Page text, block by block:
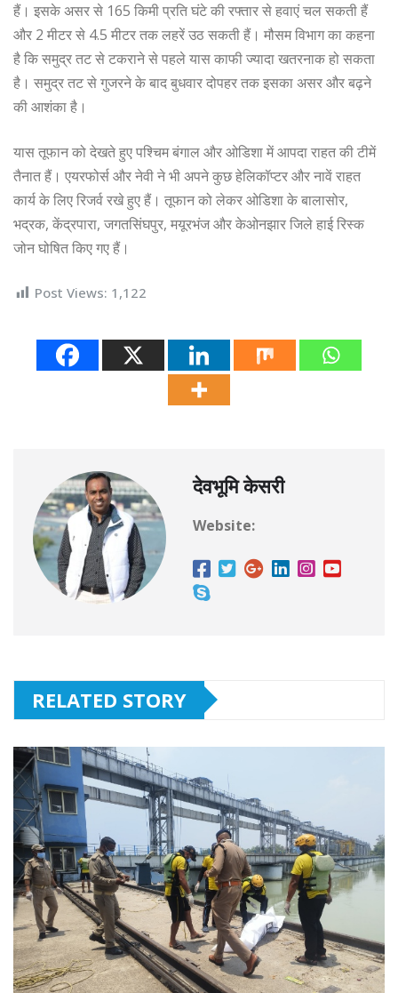
हैं। इसके असर से 165 किमी प्रति घंटे की रफ्तार से हवाएं चल सकती हैं
और 2 मीटर से 4.5 मीटर तक लहरें उठ सकती हैं। मौसम विभाग का कहना
है कि समुद्र तट से टकराने से पहले यास काफी ज्यादा खतरनाक हो सकता
है। समुद्र तट से गुजरने के बाद बुधवार दोपहर तक इसका असर और बढ़ने
की आशंका है।
यास तूफान को देखते हुए पश्चिम बंगाल और ओडिशा में आपदा राहत की टीमें
तैनात हैं। एयरफोर्स और नेवी ने भी अपने कुछ हेलिकॉप्टर और नावें राहत
कार्य के लिए रिजर्व रखे हुए हैं। तूफान को लेकर ओडिशा के बालासोर,
भद्रक, केंद्रपारा, जगतसिंघपुर, मयूरभंज और केओनझार जिले हाई रिस्क
जोन घोषित किए गए हैं।
Post Views: 1,122
देवभूमि केसरी
Website:
RELATED STORY